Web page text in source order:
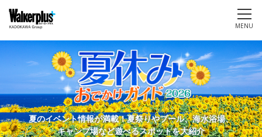
MENU
夏のイベント情報が満載！夏祭りやプール、海水浴場、
キャンプ場など遊べるスポットを大紹介